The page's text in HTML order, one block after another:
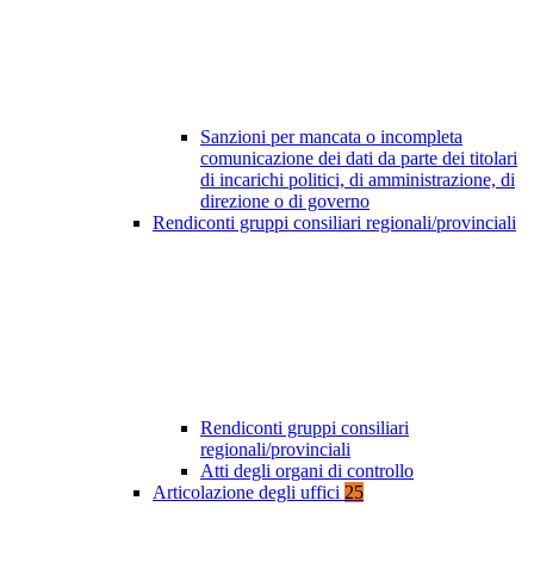
Sanzioni per mancata o incompleta
comunicazione dei dati da parte dei titolari
di incarichi politici, di amministrazione, di
direzione o di governo
Rendiconti gruppi consiliari regionali/provinciali
Rendiconti gruppi consiliari
regionali/provinciali
Atti degli organi di controllo
Articolazione degli uffici 25